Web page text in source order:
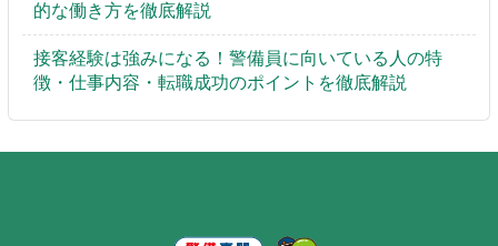
的な働き方を徹底解説
接客経験は強みになる！警備員に向いている人の特
徴・仕事内容・転職成功のポイントを徹底解説